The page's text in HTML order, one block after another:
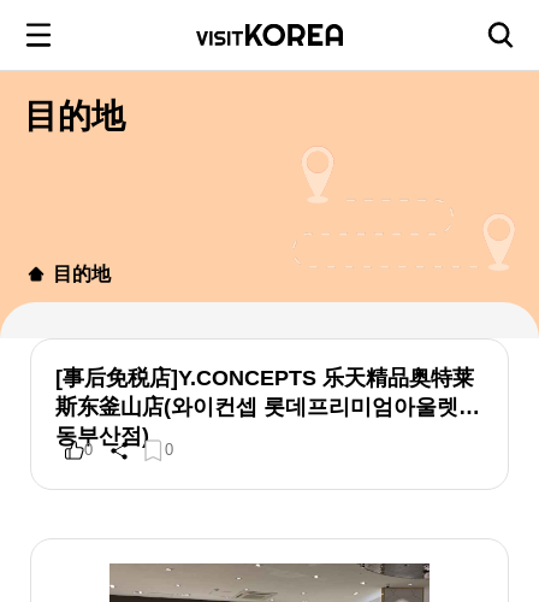
目的地
目的地
[事后免税店]Y.CONCEPTS 乐天精品奥特莱
斯东釜山店(와이컨셉 롯데프리미엄아울렛
동부산점)
0 0